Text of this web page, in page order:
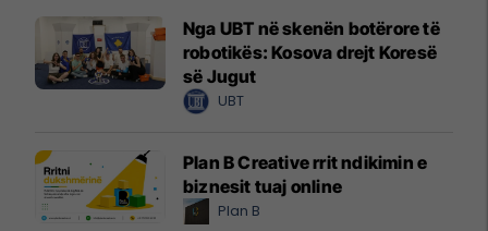
Nga UBT në skenën botërore të
robotikës: Kosova drejt Koresë
së Jugut
UBT
Plan B Creative rrit ndikimin e
biznesit tuaj online
Plan B